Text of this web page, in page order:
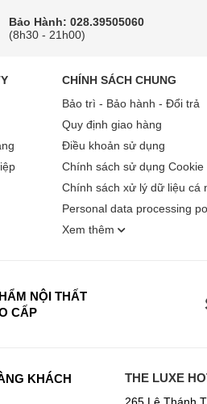
Bảo Hành: 028.39505060
(8h30 - 21h00)
CHÍNH SÁCH CHUNG
Bảo trì - Bảo hành - Đổi trả
Quy định giao hàng
Điều khoản sử dụng
Chính sách sử dụng Cookie
Chính sách xử lý dữ liệu cá
Personal data processing
Xem thêm
NỘI THẤT
CẤP
KHÁCH
THE LUXE